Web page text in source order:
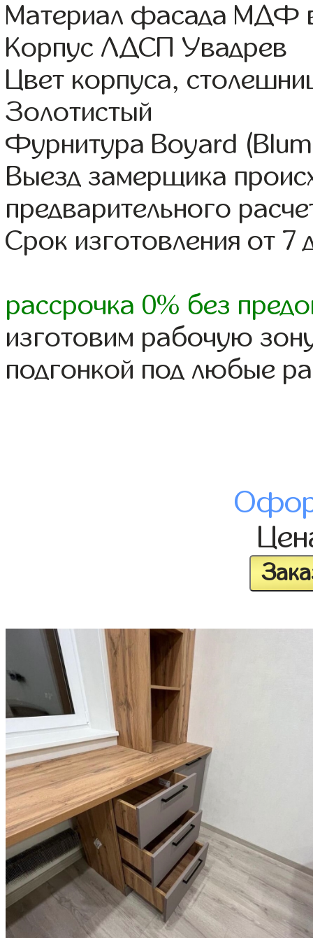
Материал фасада МДФ
Корпус ЛДСП Увадрев
Цвет корпуса,
Золотистый
Фурнитура Boyard
Выезд замерщика
предварительного
Срок изготовления от 7
рассрочка 0% без
изготовим рабочую
подгонкой под любые